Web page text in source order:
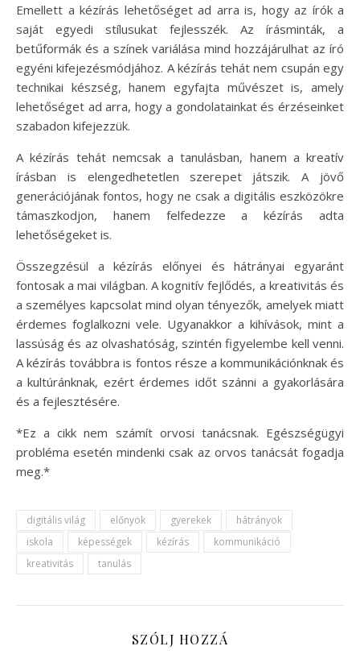
Emellett a kézírás lehetőséget ad arra is, hogy az írók a
saját egyedi stílusukat fejlesszék. Az írásminták, a
betűformák és a színek variálása mind hozzájárulhat az író
egyéni kifejezésmódjához. A kézírás tehát nem csupán egy
technikai készség, hanem egyfajta művészet is, amely
lehetőséget ad arra, hogy a gondolatainkat és érzéseinket
szabadon kifejezzük.
A kézírás tehát nemcsak a tanulásban, hanem a kreatív
írásban is elengedhetetlen szerepet játszik. A jövő
generációjának fontos, hogy ne csak a digitális eszközökre
támaszkodjon, hanem felfedezze a kézírás adta
lehetőségeket is.
Összegzésül a kézírás előnyei és hátrányai egyaránt
fontosak a mai világban. A kognitív fejlődés, a kreativitás és
a személyes kapcsolat mind olyan tényezők, amelyek miatt
érdemes foglalkozni vele. Ugyanakkor a kihívások, mint a
lassúság és az olvashatóság, szintén figyelembe kell venni.
A kézírás továbbra is fontos része a kommunikációnknak és
a kultúránknak, ezért érdemes időt szánni a gyakorlására
és a fejlesztésére.
*Ez a cikk nem számít orvosi tanácsnak. Egészségügyi
probléma esetén mindenki csak az orvos tanácsát fogadja
meg.*
digitális világ előnyök gyerekek
hátrányok
iskola
képességek kézírás
kommunikáció
kreativitás
tanulás
SZÓLJ HOZZÁ